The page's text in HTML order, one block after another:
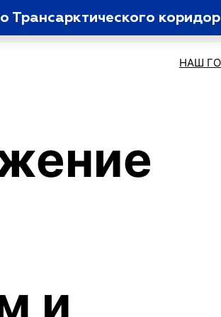
Трансарктического
НАШ
и